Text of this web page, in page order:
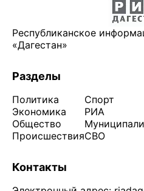
Республиканское
«Дагестан»
Разделы
Политика
Экономика
Общество
Происшествия
Спорт
РИА
СВО
Контакты